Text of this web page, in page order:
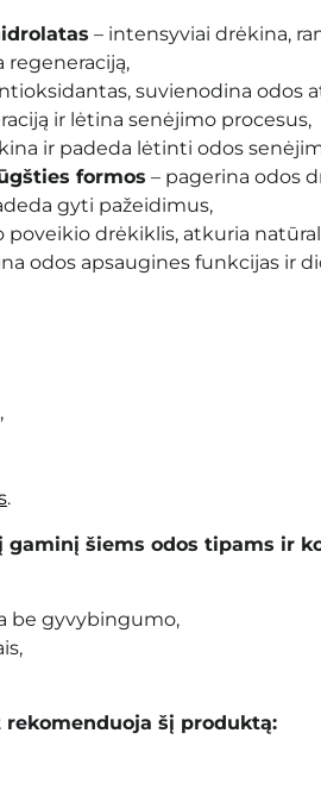
– intensyviai drėkina,
regeneraciją,
suvienodina odos
ir lėtina senėjimo procesus,
ir padeda lėtinti odos
formos – pagerina odos
gyti pažeidimus,
poveikio drėkiklis, atkuria
odos apsaugines funkcijas ir
.
gaminį šiems odos tipams ir
be gyvybingumo,
šį produktą: